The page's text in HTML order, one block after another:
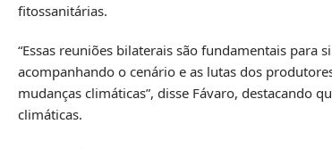
fitossanitárias.
“Essas reuniões bilaterais são fundamentais para
acompanhando o cenário e as lutas dos
mudanças climáticas”, disse Fávaro, destacando
climáticas.